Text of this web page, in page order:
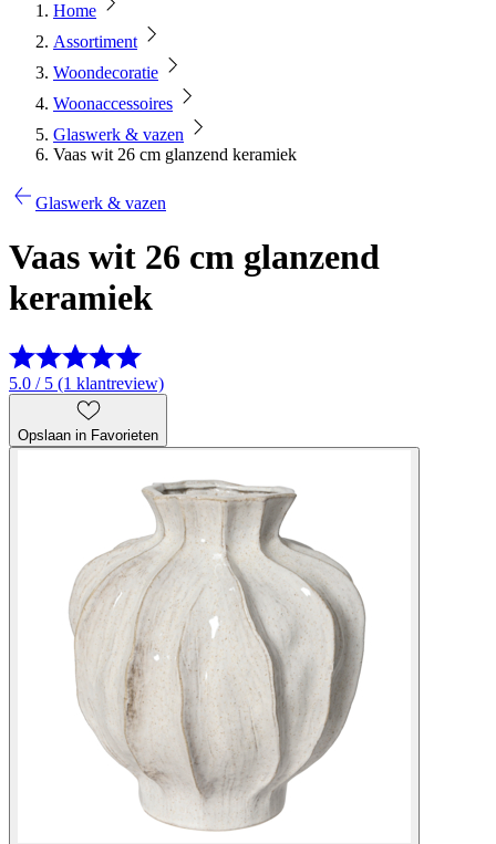
Home
Assortiment
Woondecoratie
Woonaccessoires
Glaswerk & vazen
Vaas wit 26 cm glanzend keramiek
Glaswerk & vazen
Vaas wit 26 cm glanzend
keramiek
5.0 / 5 (1 klantreview)
Opslaan in Favorieten